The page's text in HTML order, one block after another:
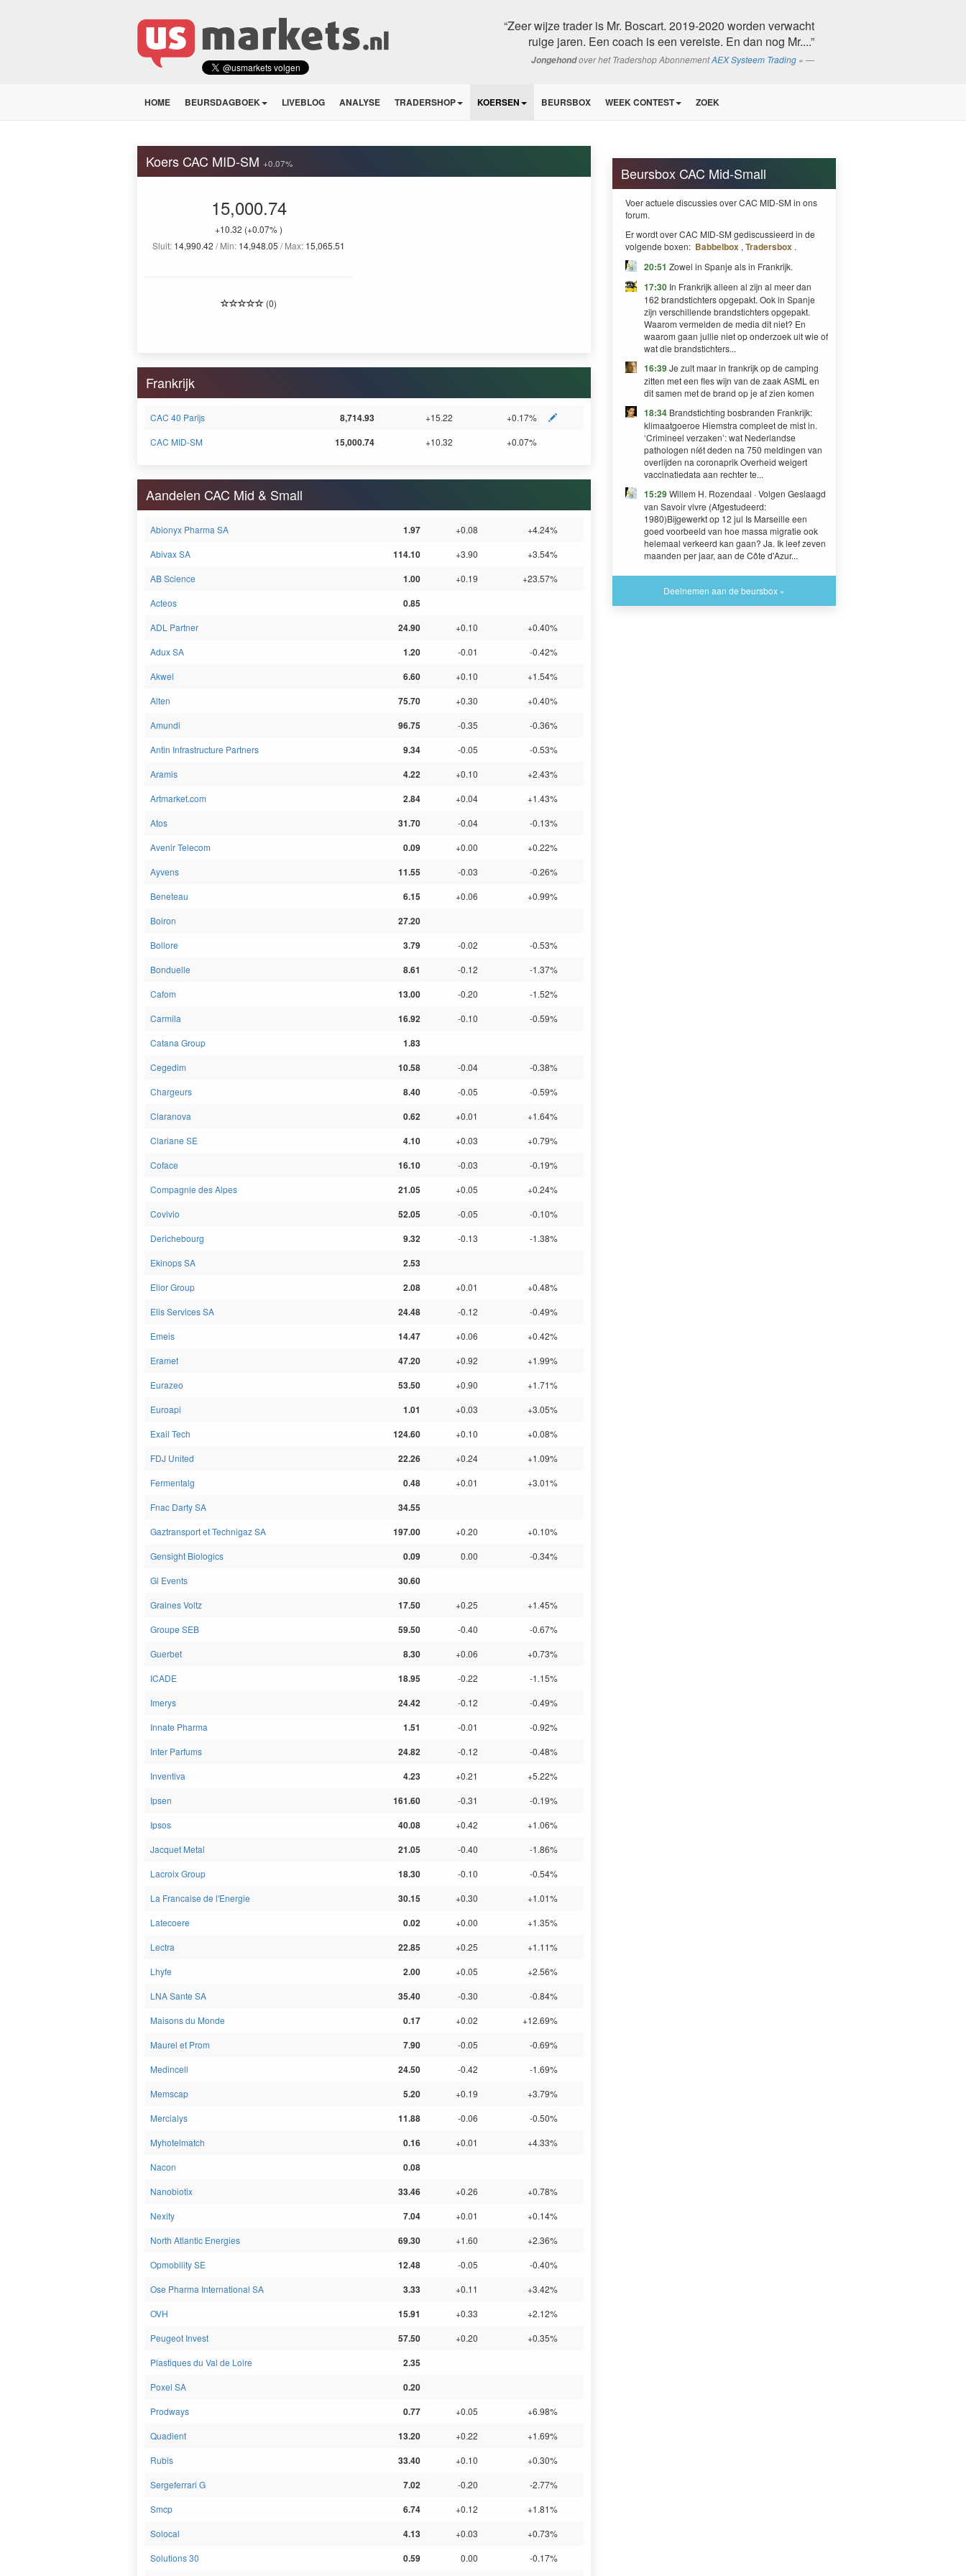
“Zeer wijze trader is Mr. Boscart. 2019-2020 worden verwacht
ruige jaren. Een coach is een vereiste. En dan nog Mr....”
Jongehondover het Tradershop AbonnementAEX Systeem Trading »
HOME BEURSDAGBOEK LIVEBLOG ANALYSE TRADERSHOP KOERSEN BEURSBOX WEEK CONTEST ZOEK
Koers CAC MID-SM +0.07%
15,000.74
+10.32 (+0.07% )
Sluit: 14,990.42/ Min: 14,948.05/ Max: 15,065.51
(0)
Frankrijk
CAC 40 Parijs 8,714.93 +15.22
+0.17%
CAC MID-SM
15,000.74 +10.32 +0.07%
Aandelen CAC Mid & Small
Abionyx Pharma SA 1.97 +0.08
+4.24%
Abivax SA
114.10 +3.90
+3.54%
AB Science
1.00 +0.19
+23.57%
Acteos
0.85
ADL Partner 24.90 +0.10
+0.40%
Adux SA
1.20 -0.01
-0.42%
Akwel
6.60 +0.10
+1.54%
Alten
75.70 +0.30
+0.40%
Amundi
96.75 -0.35
-0.36%
Antin Infrastructure Partners
9.34 -0.05
-0.53%
Aramis
4.22 +0.10
+2.43%
Artmarket.com
2.84 +0.04
+1.43%
Atos
31.70 -0.04
-0.13%
Avenir Telecom
0.09 +0.00
+0.22%
Ayvens
11.55 -0.03
-0.26%
Beneteau
6.15 +0.06
+0.99%
Boiron
27.20
Bollore 3.79 -0.02
-0.53%
Bonduelle
8.61 -0.12
-1.37%
Cafom
13.00 -0.20
-1.52%
Carmila
16.92 -0.10
-0.59%
Catana Group
1.83
Cegedim 10.58 -0.04
-0.38%
Chargeurs
8.40 -0.05
-0.59%
Claranova
0.62 +0.01
+1.64%
Clariane SE
4.10 +0.03
+0.79%
Coface
16.10 -0.03
-0.19%
Compagnie des Alpes
21.05 +0.05
+0.24%
Covivio
52.05 -0.05
-0.10%
Derichebourg
9.32 -0.13
-1.38%
Ekinops SA
2.53
Elior Group 2.08 +0.01
+0.48%
Elis Services SA
24.48 -0.12
-0.49%
Emeis
14.47 +0.06
+0.42%
Eramet
47.20 +0.92
+1.99%
Eurazeo
53.50 +0.90
+1.71%
Euroapi
1.01 +0.03
+3.05%
Exail Tech
124.60 +0.10
+0.08%
FDJ United
22.26 +0.24
+1.09%
Fermentalg
0.48 +0.01
+3.01%
Fnac Darty SA
34.55
Gaztransport et Technigaz SA 197.00 +0.20
+0.10%
Gensight Biologics
0.09 0.00
-0.34%
Gl Events
30.60
Graines Voltz 17.50 +0.25
+1.45%
Groupe SEB
59.50 -0.40
-0.67%
Guerbet
8.30 +0.06
+0.73%
ICADE
18.95 -0.22
-1.15%
Imerys
24.42 -0.12
-0.49%
Innate Pharma
1.51 -0.01
-0.92%
Inter Parfums
24.82 -0.12
-0.48%
Inventiva
4.23 +0.21
+5.22%
Ipsen
161.60 -0.31
-0.19%
Ipsos
40.08 +0.42
+1.06%
Jacquet Metal
21.05 -0.40
-1.86%
Lacroix Group
18.30 -0.10
-0.54%
La Francaise de l'Energie
30.15 +0.30
+1.01%
Latecoere
0.02 +0.00
+1.35%
Lectra
22.85 +0.25
+1.11%
Lhyfe
2.00 +0.05
+2.56%
LNA Sante SA
35.40 -0.30
-0.84%
Maisons du Monde
0.17 +0.02
+12.69%
Maurel et Prom
7.90 -0.05
-0.69%
Medincell
24.50 -0.42
-1.69%
Memscap
5.20 +0.19
+3.79%
Mercialys
11.88 -0.06
-0.50%
Myhotelmatch
0.16 +0.01
+4.33%
Nacon
0.08
Nanobiotix 33.46 +0.26
+0.78%
Nexity
7.04 +0.01
+0.14%
North Atlantic Energies
69.30 +1.60
+2.36%
Opmobility SE
12.48 -0.05
-0.40%
Ose Pharma International SA
3.33 +0.11
+3.42%
OVH
15.91 +0.33
+2.12%
Peugeot Invest
57.50 +0.20
+0.35%
Plastiques du Val de Loire
2.35
Poxel SA 0.20
Prodways 0.77 +0.05
+6.98%
Quadient
13.20 +0.22
+1.69%
Rubis
33.40 +0.10
+0.30%
Sergeferrari G
7.02 -0.20
-2.77%
Smcp
6.74 +0.12
+1.81%
Solocal
4.13 +0.03
+0.73%
Solutions 30
0.59 0.00 -0.17%
Beursbox CAC Mid-Small
Voer actuele discussies over CAC MID-SM in ons
forum.
Er wordt over CAC MID-SM gediscussieerd in de
volgende boxen: Babbelbox ,Tradersbox .
20:51 Zowel in Spanje als in Frankrijk.
17:30 In Frankrijk alleen al zijn al meer dan
162 brandstichters opgepakt. Ook in Spanje
zijn verschillende brandstichters opgepakt.
Waarom vermelden de media dit niet? En
waarom gaan jullie niet op onderzoek uit wie of
wat die brandstichters...
16:39Je zult maar in frankrijk op de camping
zitten met een fles wijn van de zaak ASML en
dit samen met de brand op je af zien komen
18:34 Brandstichting bosbranden Frankrijk:
klimaatgoeroe Hiemstra compleet de mist in.
‘Crimineel verzaken’: wat Nederlandse
pathologen níét deden na 750 meldingen van
overlijden na coronaprik Overheid weigert
vaccinatiedata aan rechter te...
15:29Willem H. Rozendaal · Volgen Geslaagd
van Savoir vivre (Afgestudeerd:
1980)Bijgewerkt op 12 jul Is Marseille een
goed voorbeeld van hoe massa migratie ook
helemaal verkeerd kan gaan? Ja. Ik leef zeven
maanden per jaar, aan de Côte d'Azur...
Deelnemen aan de beursbox »